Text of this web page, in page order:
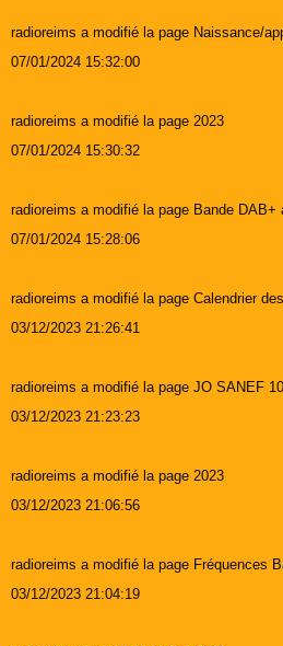
radioreims a modifié la page Naissance/
07/01/2024 15:32:00
radioreims a modifié la page 2023
07/01/2024 15:30:32
radioreims a modifié la page Bande DAB+
07/01/2024 15:28:06
radioreims a modifié la page Calendrier
03/12/2023 21:26:41
radioreims a modifié la page JO SANEF
03/12/2023 21:23:23
radioreims a modifié la page 2023
03/12/2023 21:06:56
radioreims a modifié la page Fréquences
03/12/2023 21:04:19